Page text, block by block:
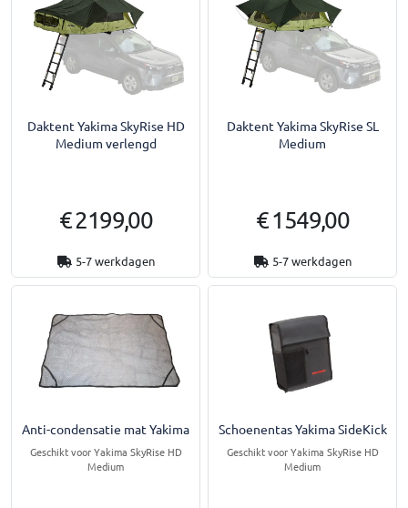
Daktent Yakima SkyRise HD
Medium verlengd
€ 2199,00
5-7 werkdagen
Daktent Yakima SkyRise SL
Medium
€ 1549,00
5-7 werkdagen
Anti-condensatie mat Yakima
Geschikt voor Yakima SkyRise HD
Medium
Schoenentas Yakima SideKick
Geschikt voor Yakima SkyRise HD
Medium